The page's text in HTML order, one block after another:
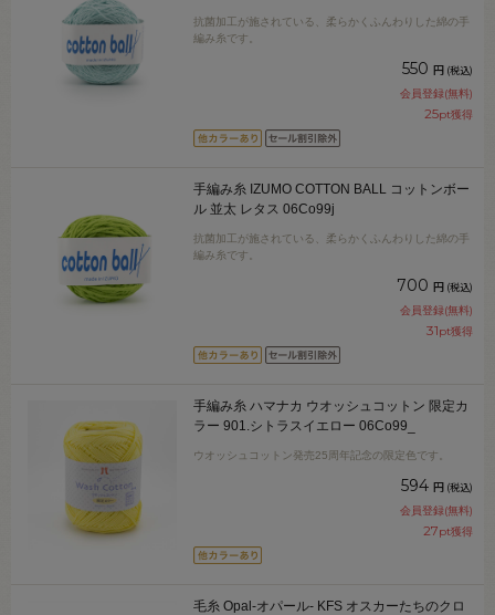
抗菌加工が施されている、柔らかくふんわりした綿の手
編み糸です。
550 円 (税込)
会員登録(無料)
25pt獲得
手編み糸 IZUMO COTTON BALL コットンボー
ル 並太 レタス 06Co99j
抗菌加工が施されている、柔らかくふんわりした綿の手
編み糸です。
700 円 (税込)
会員登録(無料)
31pt獲得
手編み糸 ハマナカ ウオッシュコットン 限定カ
ラー 901.シトラスイエロー 06Co99_
ウオッシュコットン発売25周年記念の限定色です。
594 円 (税込)
会員登録(無料)
27pt獲得
毛糸 Opal-オパール- KFS オスカーたちのクロ